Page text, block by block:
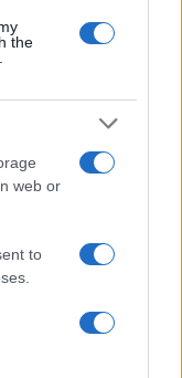
the
web or
to
foto
+39
news